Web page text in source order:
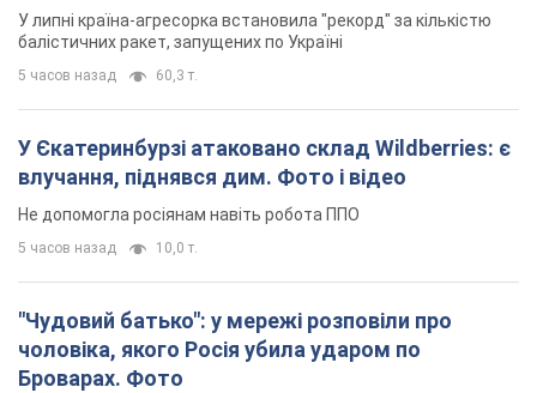
У липні країна-агресорка встановила "рекорд" за кількістю
балістичних ракет, запущених по Україні
5 часов назад 60,3 т.
У Єкатеринбурзі атаковано склад Wildberries: є
влучання, піднявся дим. Фото і відео
Не допомогла росіянам навіть робота ППО
5 часов назад 10,0 т.
"Чудовий батько": у мережі розповіли про
чоловіка, якого Росія убила ударом по
Броварах. Фото